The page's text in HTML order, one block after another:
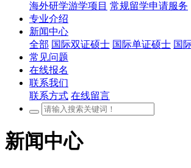
海外研学游学项目 常规留学申请服务
专业介绍
新闻中心
全部 国际双证硕士 国际单证硕士 国
常见问题
在线报名
联系我们
联系方式 在线留言
新闻中心